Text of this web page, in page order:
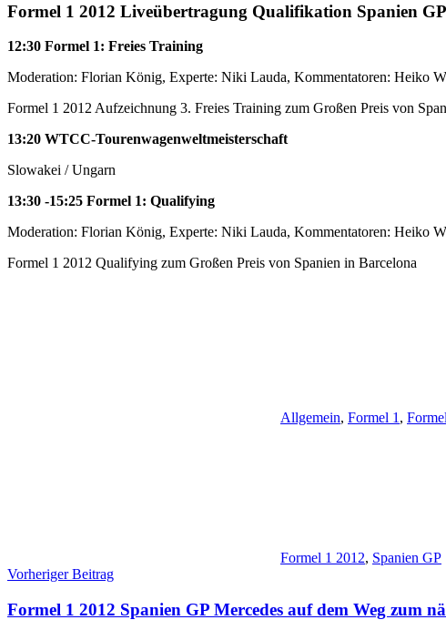
Formel 1 2012 Liveübertragung Qualifikation Spanien GP
12:30 Formel 1: Freies Training
Moderation: Florian König, Experte: Niki Lauda, Kommentatoren: Heiko
Formel 1 2012 Aufzeichnung 3. Freies Training zum Großen Preis von
13:20 WTCC-Tourenwagenweltmeisterschaft
Slowakei / Ungarn
13:30 -15:25 Formel 1: Qualifying
Moderation: Florian König, Experte: Niki Lauda, Kommentatoren: Heiko
Formel 1 2012 Qualifying zum Großen Preis von Spanien in Barcelona
Allgemein, Formel 1 ,
Formel 1 2012, Spanien GP
Beitragsnavigation
Vorheriger Beitrag
Formel 1 2012 Spanien GP Mercedes auf dem Weg zum